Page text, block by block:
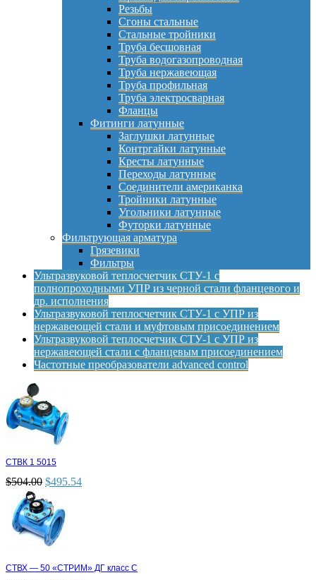
Резьбы
Сгоны стальные
Стальные тройники
Труба бесшовная
Труба водогазопроводная
Труба нержавеющая
Труба профильная
Труба электросварная
Фланцы
Фитинги латунные
Заглушки латунные
Контргайки латунные
Кресты латунные
Переходы латунные
Соединители американка
Тройники латунные
Угольники латунные
Футорки латунные
Фильтрующая арматура
Грязевики
Фильтры
Ультразвуковой теплосчетчик СТУ-1 с
полнопроходными УПР из черной стали фланцевого и
др. исполнения
Ультразвуковой теплосчетчик СТУ-1 с УПР из
нержавеющей стали и муфтовым присоединением
Ультразвуковой теплосчетчик СТУ-1 с УПР из
нержавеющей стали с фланцевым присоединением
Частотные преобразователи advanced control
СТВК 1 5015
$504.00 $495.54
СТВХ — 50 «СТРИМ» ДГ класс С